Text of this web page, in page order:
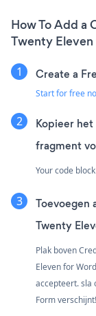
How To Add a
Twenty
Create a
Start for free
Kopieer
fragment
Your code
Toevoegen
Twenty
Plak boven
Eleven for
accepteert. sla
Form verschijnt!